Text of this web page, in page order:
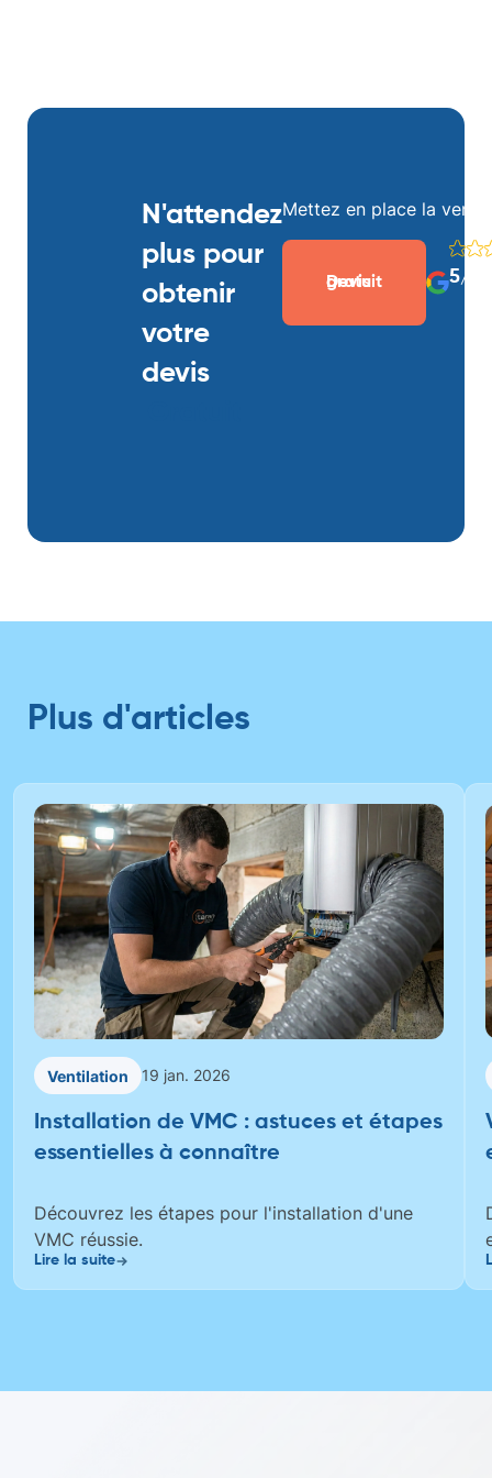
N'attendez
plus pour
obtenir
votre
devis
Mettez en place la
Devis gratuit 5/5
Plus d'articles
Ventilation 19 jan. 2026
Installation de VMC : astuces et étapes
essentielles à connaître
Découvrez les étapes pour l'installation d'une
VMC réussie.
Lire la suite